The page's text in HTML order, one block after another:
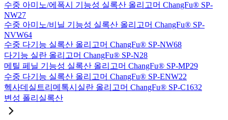
수중 아미노/에폭시 기능성 실록산 올리고머 ChangFu® SP-
NW27
수중 아미노/비닐 기능성 실록산 올리고머 ChangFu® SP-
NVW64
수중 다기능 실록산 올리고머 ChangFu® SP-NW68
다기능 실란 올리고머 ChangFu® SP-N28
메틸 페닐 기능성 실록산 올리고머 ChangFu® SP-MP29
수중 다기능 실록산 올리고머 ChangFu® SP-ENW22
헥사데실트리메톡시실란 올리고머 ChangFu® SP-C1632
변성 폴리실록산